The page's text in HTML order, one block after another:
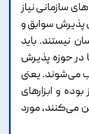
سازمانی نیاز
پذیرش سوابق و
نیستند. باید
در حوزه پذیرش
یعنی
و ابزارهای
می‌کنند، مورد